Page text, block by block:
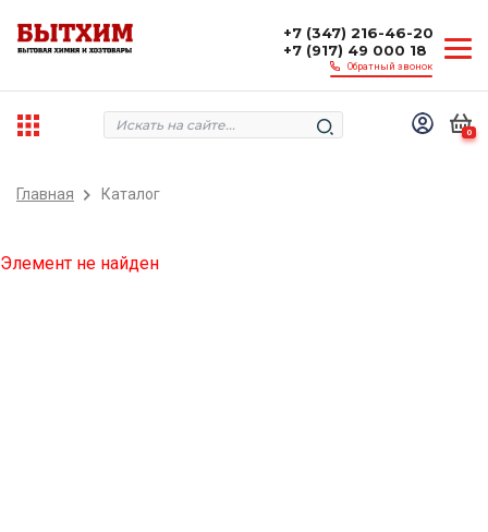
+7 (347) 216-46-20
+7 (917) 49 000 18
Обратный звонок
0
Главная Каталог
Элемент не найден